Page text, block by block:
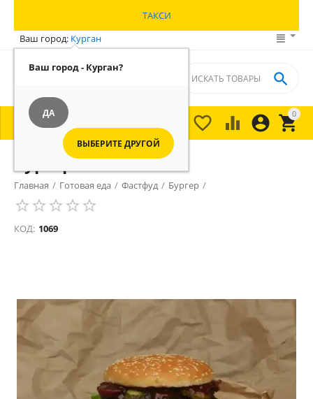
ТАКСИ
Ваш город: Курган
Ваш город - Курган?
ДА
ВЫБЕРИТЕ ДРУГОЙ
0


 

 МЕНЮ
Бургер
Главная / Готовая еда / Фастфуд / Бургер /
КОД: 1069